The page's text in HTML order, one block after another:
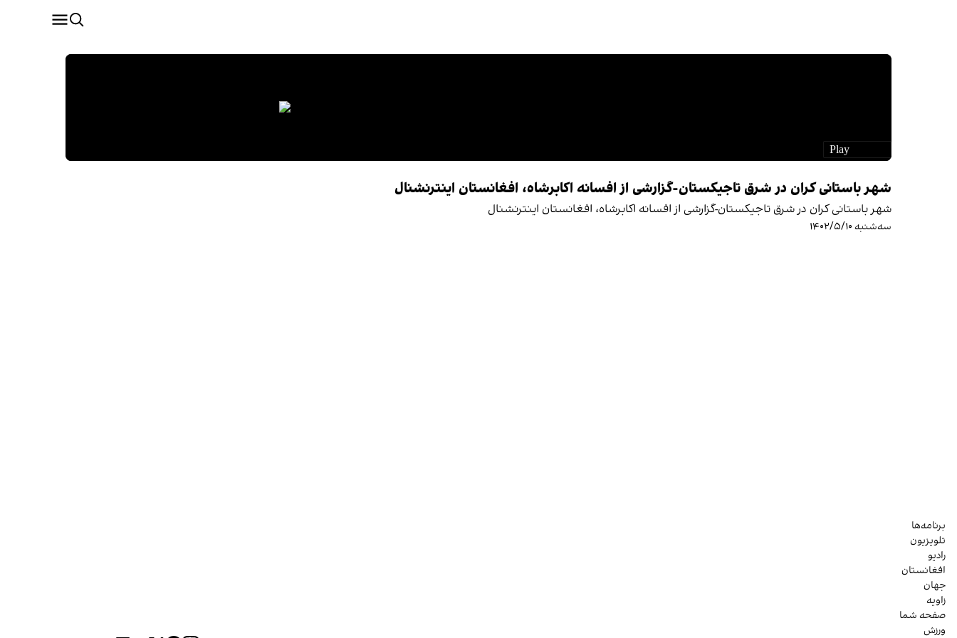
شهر باستانی کران در شرق تاجیکستان-گزارشی از افسانه اکابرشاه، افغانستان اینترنشنال
شهر باستانی کران در شرق تاجیکستان-گزارشی از افسانه اکابرشاه، افغانستان اینترنشنال
سه‌شنبه ۱۴۰۲/۵/۱۰
برنامه‌ها
تلویزیون
رادیو
افغانستان
جهان
زاویه
صفحه شما
ورزش